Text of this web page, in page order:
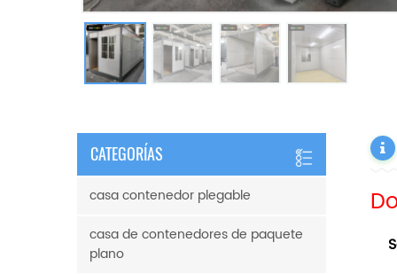
CATEGORÍAS
casa contenedor plegable
casa de contenedores de paquete
plano